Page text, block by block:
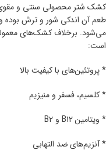
کشک شتر محصولی سنتی و مقوی
طعم آن اندکی شور و ترش بوده
می‌شود. برخلاف کشک‌های
است:
* پروتئین‌های با کیفیت بالا
* کلسیم، فسفر و منیزیم
* ویتامین B12 و B2
* آنزیم‌های ضد التهابی